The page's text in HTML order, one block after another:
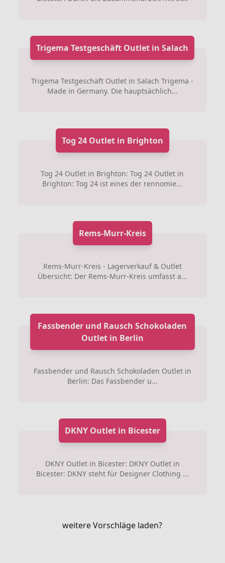
Trigema Testgeschäft Outlet in Salach
Trigema Testgeschäft Outlet in Salach Trigema -
Made in Germany. Die hauptsächlich...
Tog 24 Outlet in Brighton
Tog 24 Outlet in Brighton: Tog 24 Outlet in
Brighton: Tog 24 ist eines der rennomie...
Rems-Murr-Kreis
Rems-Murr-Kreis - Lagerverkauf & Outlet
Übersicht: Der Rems-Murr-Kreis umfasst a...
Fassbender und Rausch Schokoladen
Outlet in Berlin
Fassbender und Rausch Schokoladen Outlet in
Berlin: Das Fassbender u...
DKNY Outlet in Bicester
DKNY Outlet in Bicester: DKNY Outlet in
Bicester: DKNY steht für Designer Clothing ...
weitere Vorschläge laden?